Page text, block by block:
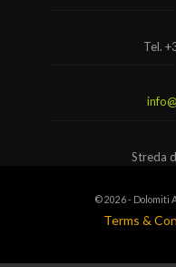
Tel.
Streda
© 2026 - Dolomiti
Terms &